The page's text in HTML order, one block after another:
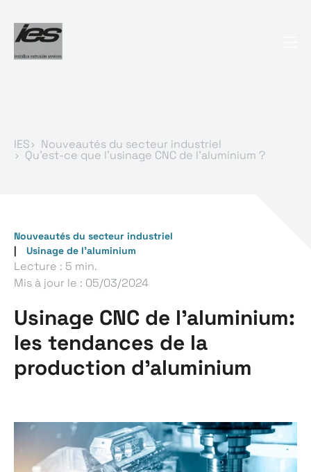
IES Nouveautés du secteur industriel
Qu'est-ce que l'usinage CNC de l'aluminium ?
Nouveautés du secteur industriel
Usinage de l'aluminium
Lecture : 5 min.
Mis à jour le : 05/03/2024
Usinage CNC de l’aluminium:
les tendances de la
production d'aluminium